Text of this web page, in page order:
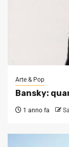
Arte & Pop
Bansky:
1 anno fa